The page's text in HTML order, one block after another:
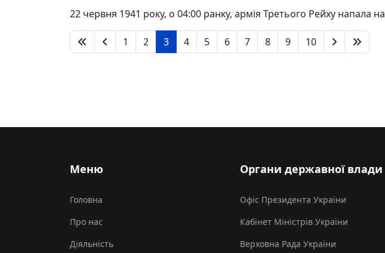
22 червня 1941 року, о 04:00 ранку, армія Третього Рейху напала на
1 2 3 4 5 6 7 8 9 10
Меню
Головна
Про нас
Діяльність
Органи державної влади
Офіс Президента України
Кабінет Міністрів України
Верховна Рада України